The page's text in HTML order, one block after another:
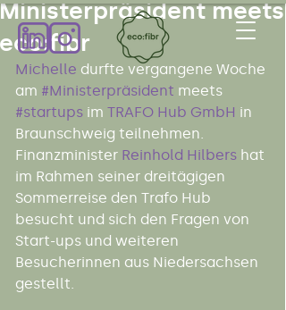
Ministerpräsident meets
eco:fibr
Michelle durfte vergangene Woche
am #Ministerpräsident meets
#startups im TRAFO Hub GmbH in
Braunschweig teilnehmen.
Finanzminister Reinhold Hilbers hat
im Rahmen seiner dreitägigen
Sommerreise den Trafo Hub
besucht und sich den Fragen von
Start-ups und weiteren
Besucherinnen aus Niedersachsen
gestellt.